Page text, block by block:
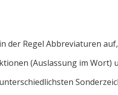
der Regel Abbreviaturen
(Auslassung im Wort)